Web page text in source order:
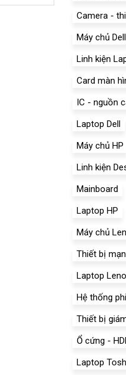
Camera -
Máy chủ Dell
Linh kiện
Card màn
IC - nguồn
Laptop Dell
Máy chủ HP
Linh kiện
Mainboard
Laptop HP
Máy chủ
Thiết bị
Laptop
Hệ thống
Thiết bị
Ổ cứng -
Laptop